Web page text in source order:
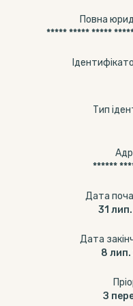
Повна
***** ***** *****
Тип
******
Дата
31
Дата
8
З